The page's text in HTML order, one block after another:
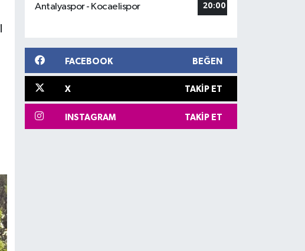
Antalyaspor - Kocaelispor 20:00
FACEBOOK BEĞEN
X TAKIP ET
INSTAGRAM TAKIP ET